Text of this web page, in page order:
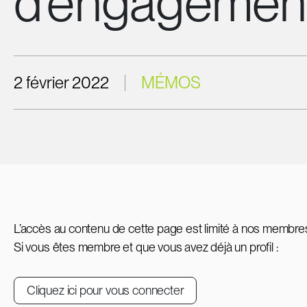
2 février 2022 MÉMOS
L’accès au contenu de cette page est limité à nos
Si vous êtes membre et que vous avez déjà un profil :
Cliquez ici pour vous connecter